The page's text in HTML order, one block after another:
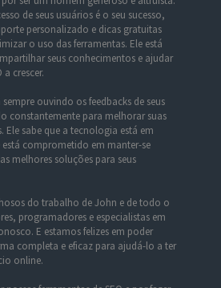
de seus usuários é o seu sucesso,
personalizado e dicas gratuitas
o uso das ferramentas. Ele está
seus conhecimentos e ajudar
crescer.
ouvindo os feedbacks de seus
constantemente para melhorar suas
Ele sabe que a tecnologia está em
comprometido em manter-se
melhores soluções para seus
do trabalho de John e de todo o
programadores e especialistas em
E estamos felizes em poder
completa e eficaz para ajudá-lo a ter
online.